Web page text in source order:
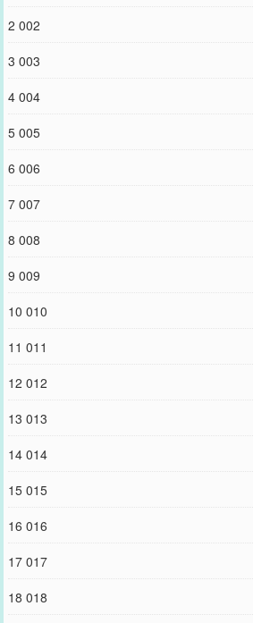
2 002
3 003
4 004
5 005
6 006
7 007
8 008
9 009
10 010
11 011
12 012
13 013
14 014
15 015
16 016
17 017
18 018